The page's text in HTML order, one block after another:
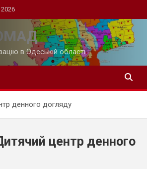
в Одеській області
денного догляду
центр денного